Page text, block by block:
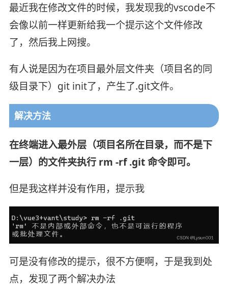
最近我在修改文件的时候，我发现我的vscode不
会像以前一样更新给我一个提示这个文件修改
了，然后我上网搜。
有人说是因为在项目最外层文件夹（项目名的同
级目录下）git init了，产生了.git文件。
解决方法
在终端进入最外层（项目名所在目录，而不是下
一层）的文件夹执行 rm -rf .git 命令即可。
但是我这样并没有作用，提示我
可是没有修改的提示，很不方便啊，于是我到处
点，发现了两个解决办法